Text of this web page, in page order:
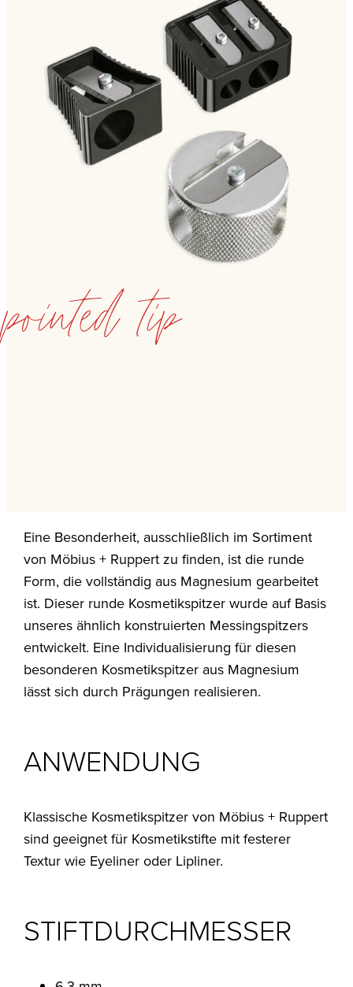
pointed tip
Eine Besonderheit, ausschließlich im Sortiment
von Möbius + Ruppert zu finden, ist die runde
Form, die vollständig aus Magnesium gearbeitet
ist. Dieser runde Kosmetikspitzer wurde auf Basis
unseres ähnlich konstruierten Messingspitzers
entwickelt. Eine Individualisierung für diesen
besonderen Kosmetikspitzer aus Magnesium
lässt sich durch Prägungen realisieren.
ANWENDUNG
Klassische Kosmetikspitzer von Möbius + Ruppert
sind geeignet für Kosmetikstifte mit festerer
Textur wie Eyeliner oder Lipliner.
STIFTDURCHMESSER